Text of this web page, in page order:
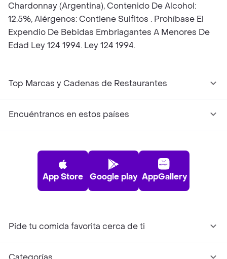
Chardonnay (Argentina), Contenido De Alcohol:
12.5%, Alérgenos: Contiene Sulfitos . Prohíbase El
Expendio De Bebidas Embriagantes A Menores De
Edad Ley 124 1994. Ley 124 1994.
Top Marcas y Cadenas de Restaurantes
Encuéntranos en estos países
App Store Google play AppGallery
Pide tu comida favorita cerca de ti